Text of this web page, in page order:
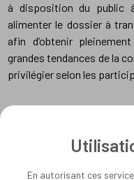
à disposition du public
alimenter le dossier à
afin d’obtenir
grandes tendances de la
privilégier selon les
En autorisant ces